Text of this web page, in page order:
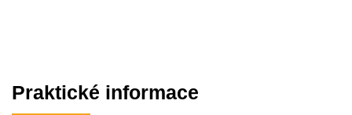
Praktické informace